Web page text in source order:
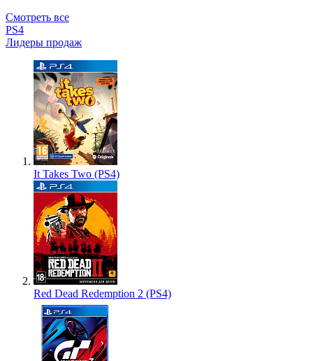
Смотреть все
PS4
Лидеры продаж
It Takes Two (PS4)
Red Dead Redemption 2 (PS4)